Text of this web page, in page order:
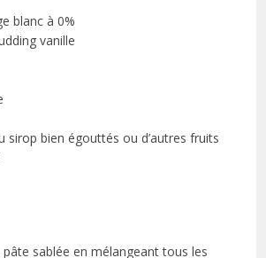
blanc à 0%
vanille
sirop bien égouttés ou d’autres fruits
sablée en mélangeant tous les